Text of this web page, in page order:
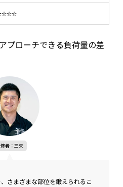
プローチできる負荷量の差
者：三矢
さまざまな部位を鍛えられるこ